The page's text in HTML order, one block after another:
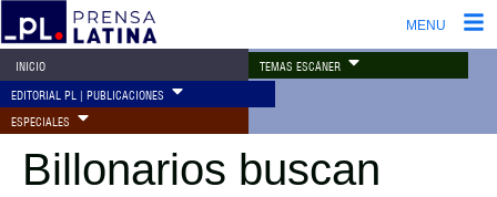
MENU
INICIO TEMAS ESCÁNER
EDITORIAL PL | PUBLICACIONES
ESPECIALES
Billonarios buscan